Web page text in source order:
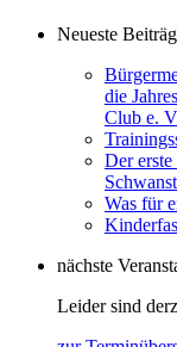
Neueste
die
Club e.
Der
Was für
nächste
Leider sind